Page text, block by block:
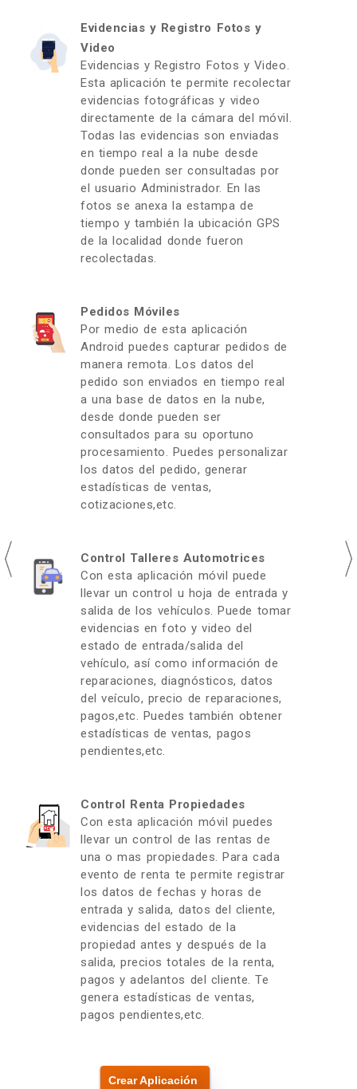
Evidencias y Registro Fotos y
Video
Evidencias y Registro Fotos y Video.
Esta aplicación te permite recolectar
evidencias fotográficas y video
directamente de la cámara del móvil.
Todas las evidencias son enviadas
en tiempo real a la nube desde
donde pueden ser consultadas por
el usuario Administrador. En las
fotos se anexa la estampa de
tiempo y también la ubicación GPS
de la localidad donde fueron
recolectadas.
Pedidos Móviles
Por medio de esta aplicación
Android puedes capturar pedidos de
manera remota. Los datos del
pedido son enviados en tiempo real
a una base de datos en la nube,
desde donde pueden ser
consultados para su oportuno
procesamiento. Puedes personalizar
los datos del pedido, generar
estadísticas de ventas,
cotizaciones,etc.
Control Talleres Automotrices
Con esta aplicación móvil puede
llevar un control u hoja de entrada y
salida de los vehículos. Puede tomar
evidencias en foto y video del
estado de entrada/salida del
vehículo, así como información de
reparaciones, diagnósticos, datos
del veículo, precio de reparaciones,
pagos,etc. Puedes también obtener
estadísticas de ventas, pagos
pendientes,etc.
Control Renta Propiedades
Con esta aplicación móvil puedes
llevar un control de las rentas de
una o mas propiedades. Para cada
evento de renta te permite registrar
los datos de fechas y horas de
entrada y salida, datos del cliente,
evidencias del estado de la
propiedad antes y después de la
salida, precios totales de la renta,
pagos y adelantos del cliente. Te
genera estadísticas de ventas,
pagos pendientes,etc.
Crear Aplicación